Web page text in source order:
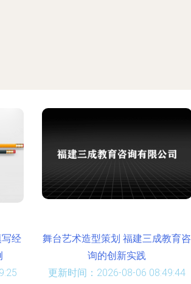
经
舞台艺术造型策划 福建三成教育咨
询的创新实践
更新时间：2026-08-06 08:49:44